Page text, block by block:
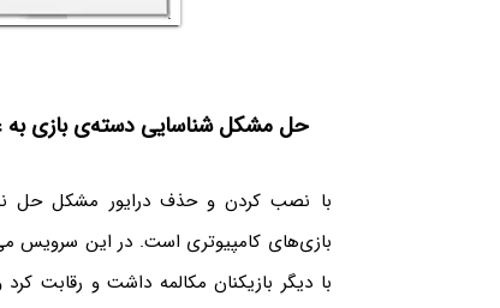
حل مشکل شناسایی دسته‌ی بازی به
با نصب کردن و حذف درایور مشکل حل
بازی‌های کامپیوتری است. در این سرویس
با دیگر بازیکنان مکالمه داشت و رقابت